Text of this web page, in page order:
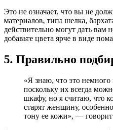
Это не означает, что вы не
материалов, типа шелка,
действительно могут дать
добавьте цвета ярче в виде
5. Правильно
«Я знаю, что это немного
поскольку их всегда
шкафу, но я считаю, что
старят женщину,
тону ее кожи», —